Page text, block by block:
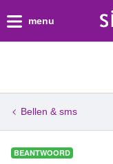
menu
Bellen & sms
BEANTWOORD